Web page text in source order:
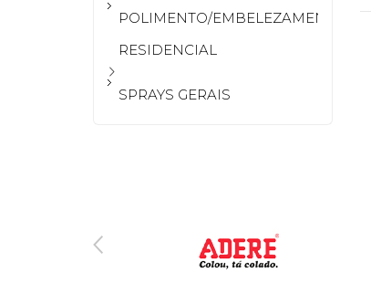
POLIMENTO/EMBELEZAMENTO
RESIDENCIAL
SPRAYS GERAIS